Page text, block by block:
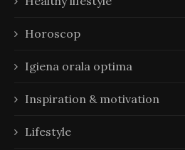
Horoscop
Igiena orala optima
Inspiration & motivation
Lifestyle